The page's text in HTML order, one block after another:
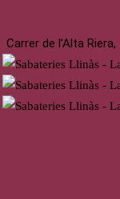
Carrer de l’Alta Riera,